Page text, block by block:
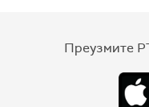
Преузмите